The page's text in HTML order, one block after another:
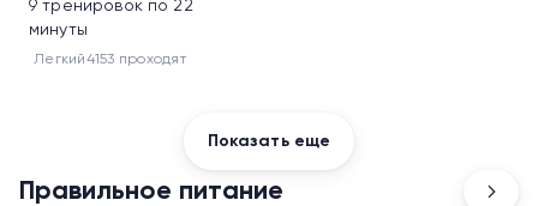
9 тренировок по 22
минуты
Легкий4153 проходят
Показать еще
Правильное питание